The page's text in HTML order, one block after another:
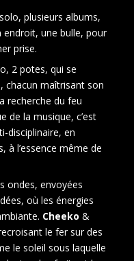
plusieurs albums,
endroit, une bulle, pour
prise.
2 potes, qui se
chacun maîtrisant son
recherche du feu
de la musique, c’est
disciplinaire, en
à l’essence même de
ondes, envoyées
où les énergies
Cheeko &
le fer sur des
le soleil sous laquelle